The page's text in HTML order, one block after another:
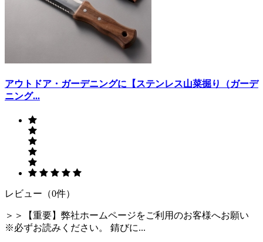
アウトドア・ガーデニングに【ステンレス山菜掘り（ガーデ
ニング...
レビュー（0件）
＞＞【重要】弊社ホームページをご利用のお客様へお願い
※必ずお読みください。 錆びに...